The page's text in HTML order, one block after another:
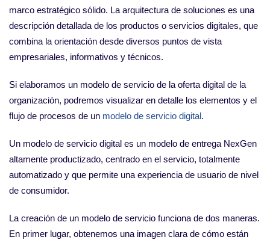
marco estratégico sólido. La arquitectura de soluciones es una
descripción detallada de los productos o servicios digitales, que
combina la orientación desde diversos puntos de vista
empresariales, informativos y técnicos.
Si elaboramos un modelo de servicio de la oferta digital de la
organización, podremos visualizar en detalle los elementos y el
flujo de procesos de un modelo de servicio digital.
Un modelo de servicio digital es un modelo de entrega NexGen
altamente productizado, centrado en el servicio, totalmente
automatizado y que permite una experiencia de usuario de nivel
de consumidor.
La creación de un modelo de servicio funciona de dos maneras.
En primer lugar, obtenemos una imagen clara de cómo están